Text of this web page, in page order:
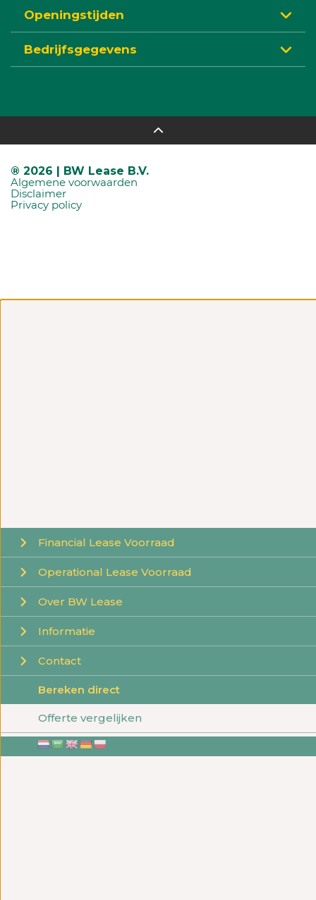
Financial Lease Voorraad
Operational Lease Voorraad
Over BW Lease
Informatie
Contact
Bereken direct
Offerte vergelijken
Openingstijden
Bedrijfsgegevens
® 2026 | BW Lease B.V.
Algemene voorwaarden
Disclaimer
Privacy policy